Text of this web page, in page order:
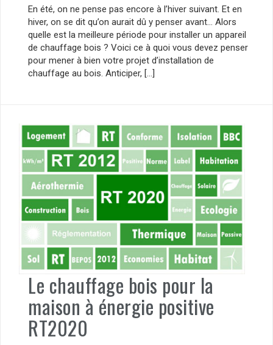
En été, on ne pense pas encore à l’hiver suivant. Et en
hiver, on se dit qu’on aurait dû y penser avant… Alors
quelle est la meilleure période pour installer un appareil
de chauffage bois ? Voici ce à quoi vous devez penser
pour mener à bien votre projet d’installation de
chauffage au bois. Anticiper, […]
Le chauffage bois pour la
maison à énergie positive
RT2020